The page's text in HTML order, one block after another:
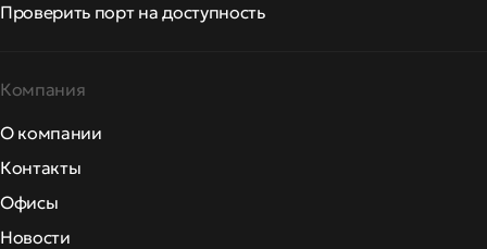
Проверить порт на доступность
Компания
О компании
Контакты
Офисы
Новости